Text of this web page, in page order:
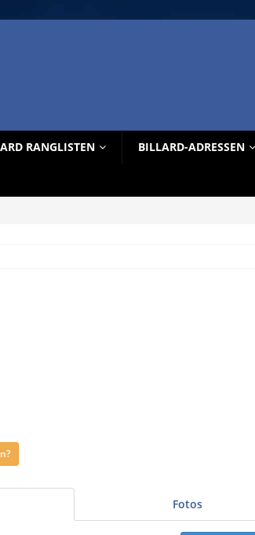
RANGLISTEN BILLARD-ADRESSEN
Fotos